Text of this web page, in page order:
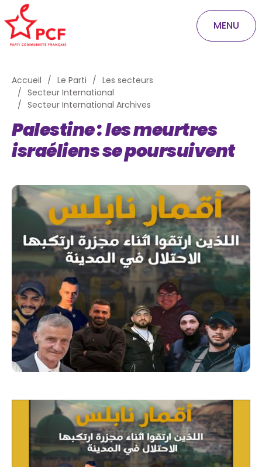
MENU
Accueil Le Parti
Les secteurs
Secteur International
Secteur International Archives
Palestine : les meurtres
israéliens se poursuivent